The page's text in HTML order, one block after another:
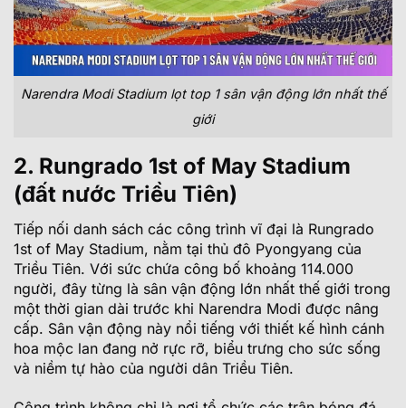
Narendra Modi Stadium lọt top 1 sân vận động lớn nhất thế
giới
2. Rungrado 1st of May Stadium
(đất nước Triều Tiên)
Tiếp nối danh sách các công trình vĩ đại là Rungrado
1st of May Stadium, nằm tại thủ đô Pyongyang của
Triều Tiên. Với sức chứa công bố khoảng 114.000
người, đây từng là sân vận động lớn nhất thế giới trong
một thời gian dài trước khi Narendra Modi được nâng
cấp. Sân vận động này nổi tiếng với thiết kế hình cánh
hoa mộc lan đang nở rực rỡ, biểu trưng cho sức sống
và niềm tự hào của người dân Triều Tiên.